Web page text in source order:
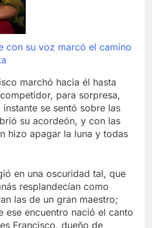
con su voz marcó el camino
marchó hacia él hasta
para sorpresa,
se sentó sobre las
su acordeón, y con las
hizo apagar la luna y todas
en una oscuridad tal, que
resplandecían como
las de un gran maestro;
ese encuentro nació el canto
Francisco, dueño de